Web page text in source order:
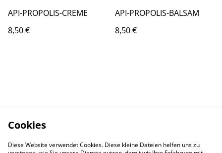
API-PROPOLIS-CREME
8,50 €
API-PROPOLIS-BALSAM
8,50 €
Cookies
Diese Website verwendet Cookies. Diese kleine Dateien helfen uns zu